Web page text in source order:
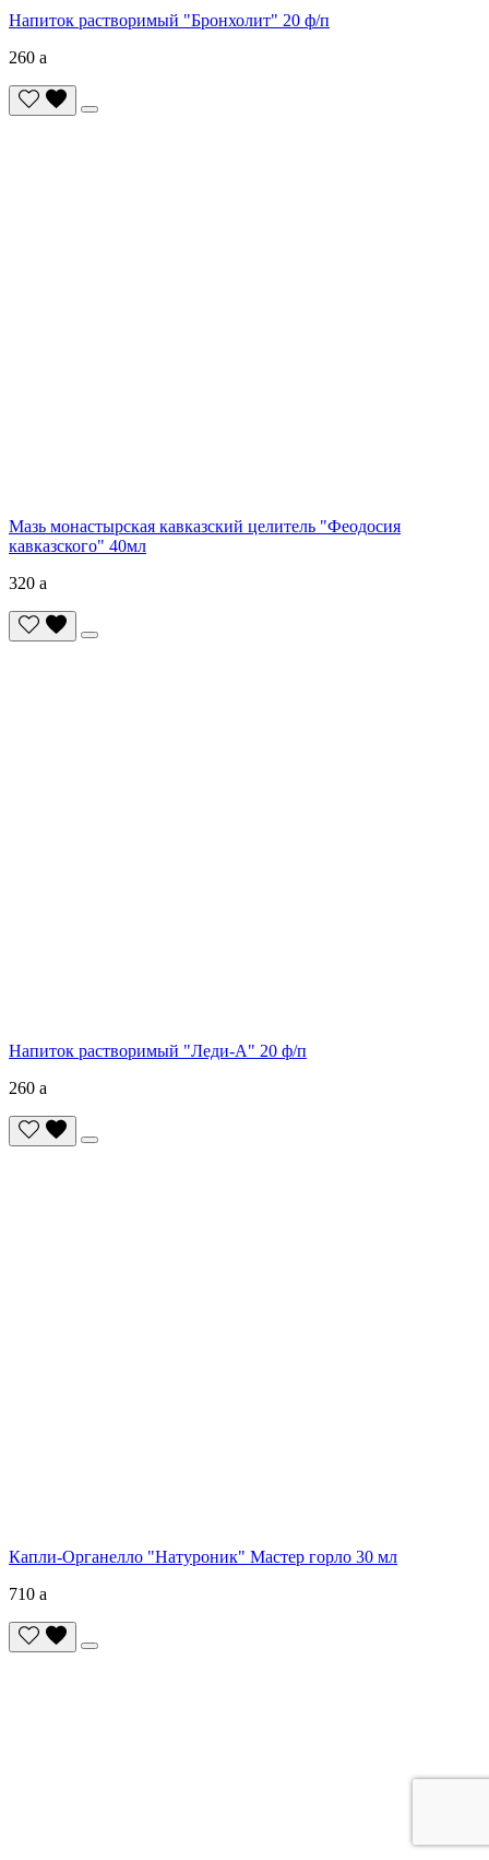
Напиток растворимый "Бронхолит" 20 ф/п
260 a
Мазь монастырская кавказский целитель "Феодосия
кавказского" 40мл
320 a
Напиток растворимый "Леди-А" 20 ф/п
260 a
Капли-Органелло "Натуроник" Мастер горло 30 мл
710 a